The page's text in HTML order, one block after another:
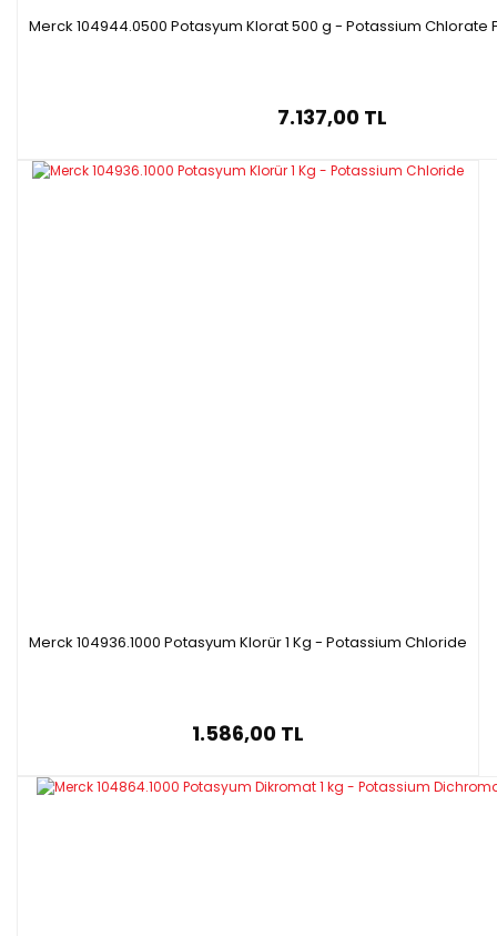
Merck 104944.0500 Potasyum Klorat 500 g - Potassium Chlorate
7.137,00 TL
Merck 104936.1000 Potasyum Klorür 1 Kg - Potassium Chloride
1.586,00 TL